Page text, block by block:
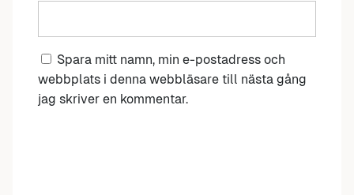
Spara mitt namn, min e-postadress och
webbplats i denna webbläsare till nästa gång
jag skriver en kommentar.